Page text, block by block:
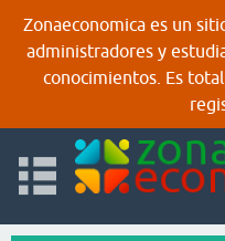
Zonaeconomica es un
administradores y
conocimientos. Es